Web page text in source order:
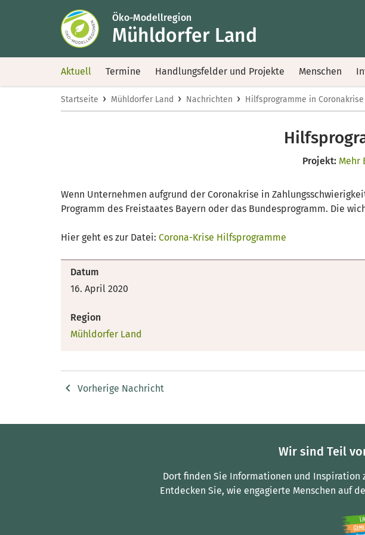
Öko-Modellregion
Mühldorfer Land
Aktuell Termine Handlungsfelder und Projekte Menschen
Startseite › Mühldorfer Land › Nachrichten › Hilfsprogramme in Coronakrise
Projekt: Mehr
Wenn Unternehmen aufgrund der Coronakrise in
Programm des Freistaates Bayern oder das Bundesprogramm. Die
Hier geht es zur Datei: Corona-Krise Hilfsprogramme
Datum
16. April 2020
Region
Mühldorfer Land
Vorherige Nachricht
Wir sind Teil
Dort finden Sie Informationen und Inspiration
Entdecken Sie, wie engagierte Menschen auf